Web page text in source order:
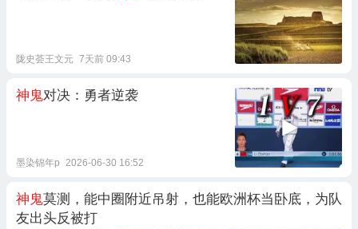
陇史荟王文元 7天前 09:43
神鬼对决：勇者逆袭
墨染锦年p 2026-06-30 16:52
神鬼莫测，能中圈附近吊射，也能欧洲杯当卧底，为队
友出头反被打